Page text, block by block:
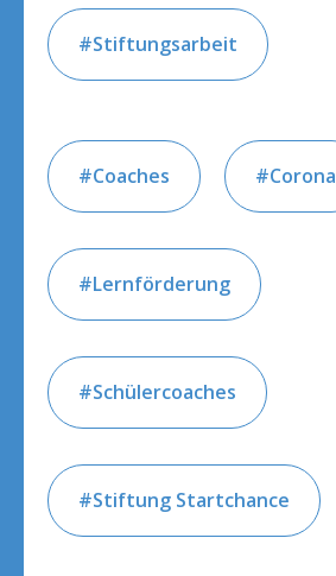
Stiftungsarbeit
Coaches Corona
Lernförderung
Schülercoaches
Stiftung Startchance